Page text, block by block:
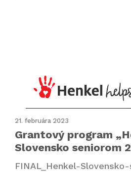
21. februára 2023
Grantový program
Slovensko seniorom
FINAL_Henkel-